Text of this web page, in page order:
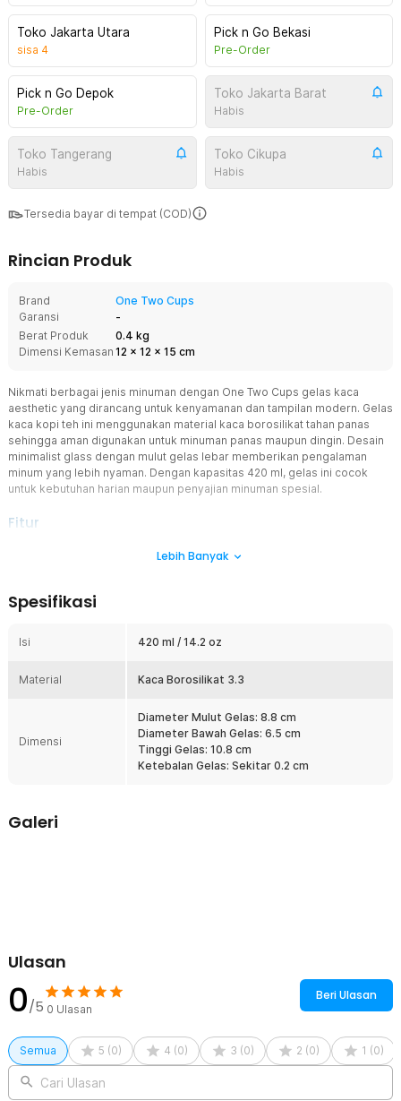
Toko Jakarta Utara
sisa 4
Pick n Go Bekasi
Pre-Order
Pick n Go Depok
Pre-Order
Toko Jakarta Barat
Habis
Toko Tangerang
Habis
Toko Cikupa
Habis
Tersedia bayar di tempat (COD)
Rincian Produk
Brand
One Two Cups
Garansi
-
Berat Produk
0.4 kg
Dimensi Kemasan 12 x 12 x 15 cm
Nikmati berbagai jenis minuman dengan One Two Cups gelas kaca
aesthetic yang dirancang untuk kenyamanan dan tampilan modern. Gelas
kaca kopi teh ini menggunakan material kaca borosilikat tahan panas
sehingga aman digunakan untuk minuman panas maupun dingin. Desain
minimalist glass dengan mulut gelas lebar memberikan pengalaman
minum yang lebih nyaman. Dengan kapasitas 420 ml, gelas ini cocok
untuk kebutuhan harian maupun penyajian minuman spesial.
Fitur
Material Kaca Borosilikat Tahan Panas
dapat menuangkan kopi panas, teh hangat, maupun minuman dingin
digunakan untuk kebutuhan harian maupun penyajian profesional.
Dengan desain yang elegan dan fungsional, gelas kaca aesthetic ini
teh, minuman herbal, jus, mocktail, hingga cocktail, menjadikannya
glass serbaguna untuk rumah, kafe, maupun restoran.
Mulut Gelas Lebih Lebar
Gelas kaca aesthetic ini memiliki mulut gelas yang lebih lebar,
nyaman digunakan.
Lebih Banyak
Spesifikasi
Isi 420 ml / 14.2 oz
Material Kaca Borosilikat 3.3
Dimensi
Diameter Mulut Gelas: 8.8 cm
Diameter Bawah Gelas: 6.5 cm
Tinggi Gelas: 10.8 cm
Ketebalan Gelas: Sekitar 0.2 cm
Galeri
Ulasan
0/5 0 Ulasan
Beri Ulasan
Semua 5 (0) 4 (0) 3 (0) 2 (0) 1 (0)
Cari Ulasan